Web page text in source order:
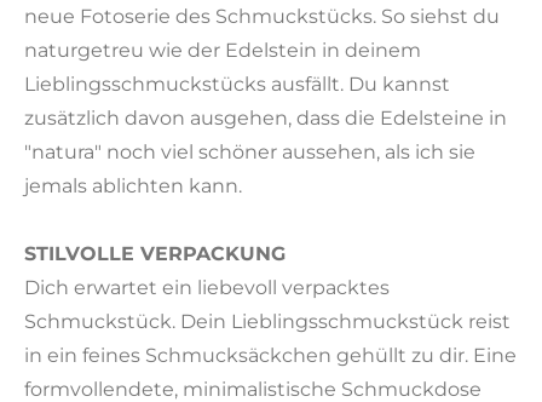
neue Fotoserie des Schmuckstücks. So siehst du
naturgetreu wie der Edelstein in deinem
Lieblingsschmuckstücks ausfällt. Du kannst
zusätzlich davon ausgehen, dass die Edelsteine in
"natura" noch viel schöner aussehen, als ich sie
jemals ablichten kann.
STILVOLLE VERPACKUNG
Dich erwartet ein liebevoll verpacktes
Schmuckstück. Dein Lieblingsschmuckstück reist
in ein feines Schmucksäckchen gehüllt zu dir. Eine
formvollendete, minimalistische Schmuckdose